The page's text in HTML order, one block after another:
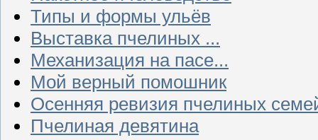
Типы и формы ульёв
Выставка пчелиных ...
Механизация на пасе...
Мой верный помошник
Осенняя ревизия пчелиных
Пчелиная девятина